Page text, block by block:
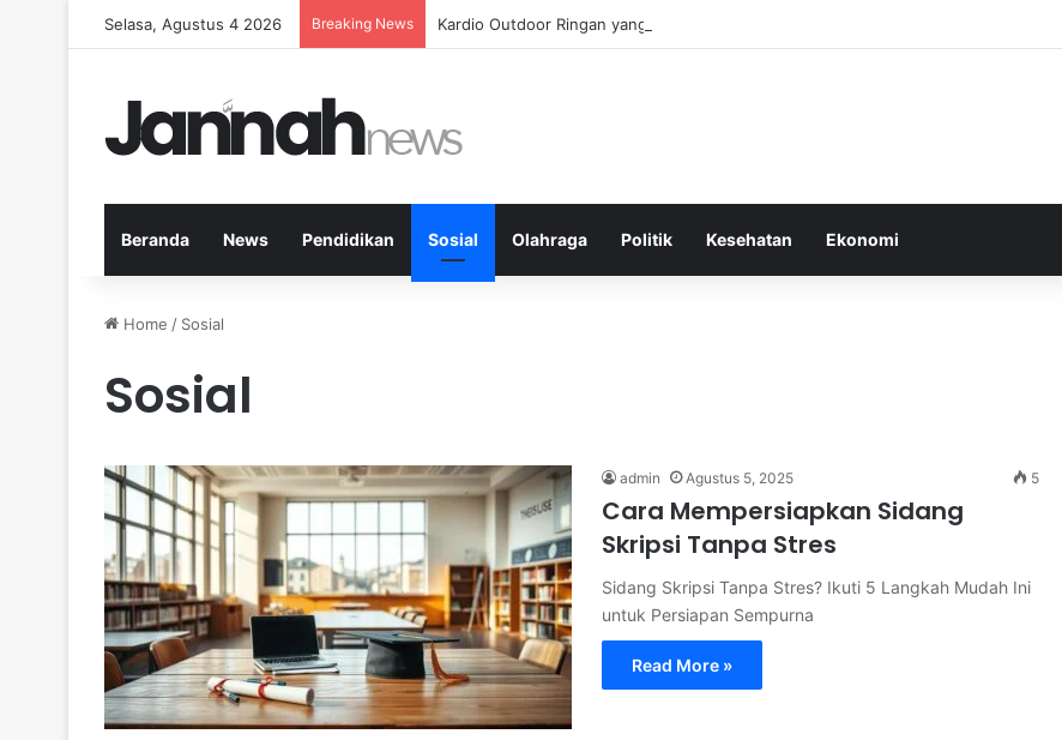
Selasa, Agustus 4 2026 Breaking News Kardio Outdoor Ringan yang Efektif Membakar Lemak dan Menyegarkan Tubuh Anda
Beranda News Pendidikan Sosial Olahraga Politik Kesehatan Ekonomi
Home / Sosial
Sosial
admin Agustus 5, 2025 5
Cara Mempersiapkan Sidang
Skripsi Tanpa Stres
Sidang Skripsi Tanpa Stres? Ikuti 5 Langkah Mudah Ini
untuk Persiapan Sempurna
Read More »